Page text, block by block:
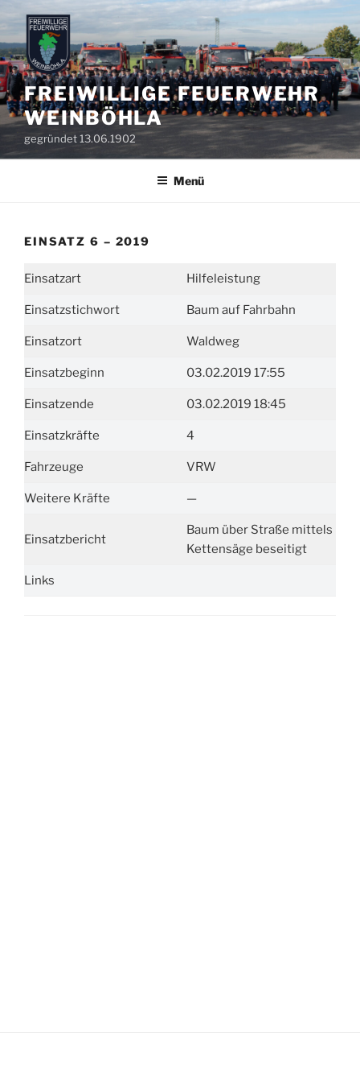
Inhalt
springen
FREIWILLIGE FEUERWEHR
WEINBÖHLA
gegründet 13.06.1902
Menü
EINSATZ 6 – 2019
Einsatzart Hilfeleistung
Einsatzstichwort Baum auf Fahrbahn
Einsatzort Waldweg
Einsatzbeginn 03.02.2019 17:55
Einsatzende 03.02.2019 18:45
Einsatzkräfte 4
Fahrzeuge VRW
Weitere Kräfte —
Einsatzbericht
Baum über Straße mittels
Kettensäge beseitigt
Links